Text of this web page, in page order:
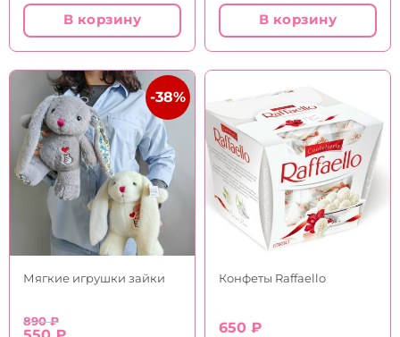
В корзину
составляла
320 ₽.
100 ₽. В корзину
-38%
Мягкие игрушки зайки
890₽
Первоначальная
Текущая
Конфеты Raffaello
650 ₽